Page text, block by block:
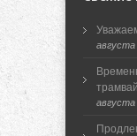
августа
августа